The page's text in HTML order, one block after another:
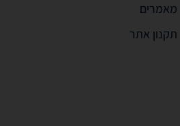
מאמרים
תקנון אתר